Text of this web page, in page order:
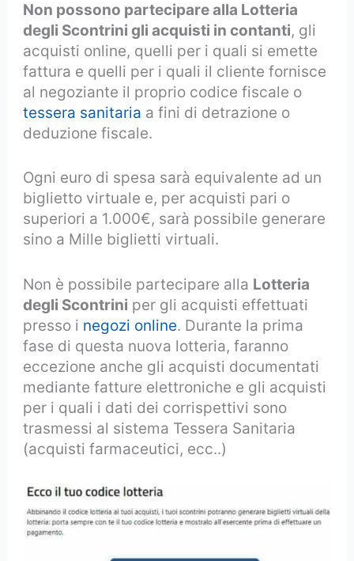
Non possono partecipare alla Lotteria
degli Scontrini gli acquisti in contanti, gli
acquisti online, quelli per i quali si emette
fattura e quelli per i quali il cliente fornisce
al negoziante il proprio codice fiscale o
tessera sanitaria a fini di detrazione o
deduzione fiscale.
Ogni euro di spesa sarà equivalente ad un
biglietto virtuale e, per acquisti pari o
superiori a 1.000€, sarà possibile generare
sino a Mille biglietti virtuali.
Non è possibile partecipare alla Lotteria
degli Scontrini per gli acquisti effettuati
presso i negozi online. Durante la prima
fase di questa nuova lotteria, faranno
eccezione anche gli acquisti documentati
mediante fatture elettroniche e gli acquisti
per i quali i dati dei corrispettivi sono
trasmessi al sistema Tessera Sanitaria
(acquisti farmaceutici, ecc..)